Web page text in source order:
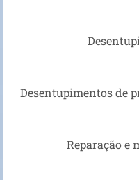
Desentupimentos de
Reparação e